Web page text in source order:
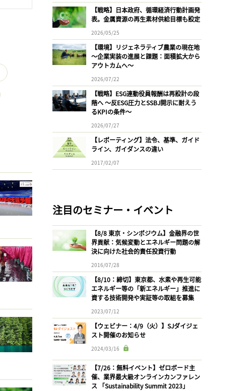
【戦略】日本政府、循環経済行動計画発
表。金属資源の再生素材供給目標も設定
2026/05/25
【環境】リジェネラティブ農業の現在地
〜企業実装の進展と課題：面積拡大から
アウトカムへ〜
2026/07/22
【戦略】ESG連動役員報酬は再設計の段
階へ 〜反ESG圧力とSSBJ開示に耐えう
るKPIの条件〜
2026/07/27
【レポーティング】法令、基準、ガイド
ライン、ガイダンスの違い
2017/02/07
注目のセミナー・イベント
【8/8 東京・シンポジウム】金融界の世
界貢献：気候変動とエネルギー問題の解
決に向けた社会的責任投資行動
2016/07/28
【8/10：締切】東京都、水素や再生可能
エネルギー等の「新エネルギー」推進に
資する技術開発や実証等の取組を募集
2023/07/12
【ウェビナー：4/9（火）】SJダイジェ
スト開催のお知らせ
2024/03/16
【7/26：無料イベント】ゼロボード主
催、業界最大級オンラインカンファレン
ス 「Sustainability Summit 2023」